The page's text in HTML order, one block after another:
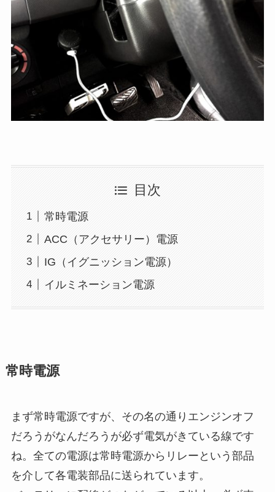
目次
常時電源
ACC（アクセサリー）電源
IG（イグニッション電源）
イルミネーション電源
常時電源
まず常時電源ですが、その名の通りエンジンオフ
だろうがなんだろうが必ず電気がきている線です
ね。全ての電源は常時電源からリレーという部品
を介して各電装部品に送られています。